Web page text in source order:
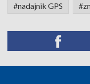
#nadajnik GPS